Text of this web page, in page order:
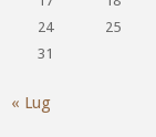
24
25
31
« Lug